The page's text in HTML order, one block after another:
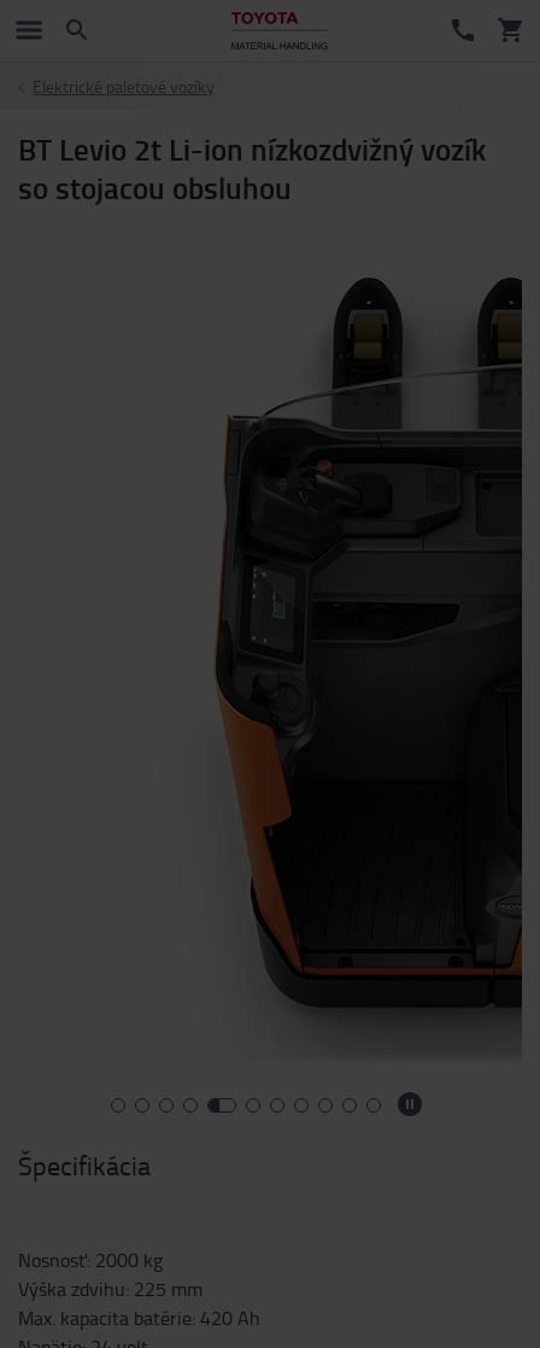
Elektrické paletové vozíky
BT Levio 2t Li-ion nízkozdvižný vozík
so stojacou obsluhou
Špecifikácia
Nosnosť: 2000 kg
Výška zdvihu: 225 mm
Max. kapacita batérie: 420 Ah